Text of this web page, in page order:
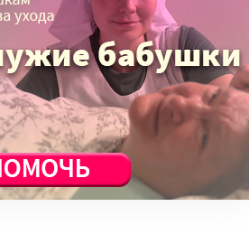
будем пересматривать цели
и актуальным. Но
для нее действительно